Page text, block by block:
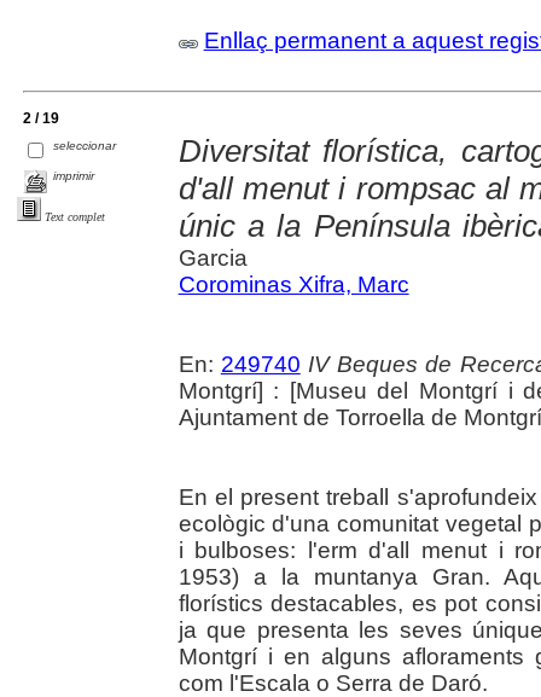
Enllaç permanent a aquest
2 / 19
seleccionar
imprimir
Text complet
Diversitat florística,
d'all menut i rompsac al
únic a la Península
Garcia
Corominas Xifra, Marc
En: 249740 IV Beques de
Montgrí] : [Museu del Montgrí i
Ajuntament de Torroella de
En el present treball
ecològic d'una comunitat vegetal
i bulboses: l'erm d'all menut i
1953) a la muntanya Gran.
florístics destacables, es pot
ja que presenta les seves
Montgrí i en alguns afloraments
com l'Escala o Serra de Daró.